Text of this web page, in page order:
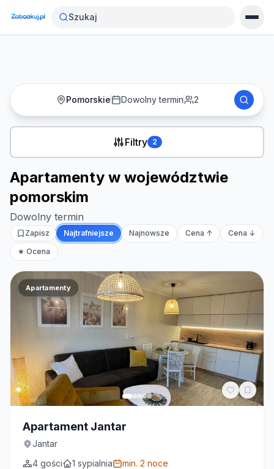
Strona główna›Noclegi
Szukaj
Pomorskie Dowolny termin 2
Filtry 2
Apartamenty w województwie
pomorskim
Dowolny termin
Zapisz Najtrafniejsze Najnowsze Cena ↑
Cena ↓
★ Ocena
Apartamenty
Apartament Jantar
Jantar
4 gości 1 sypialnia min. 2 noce